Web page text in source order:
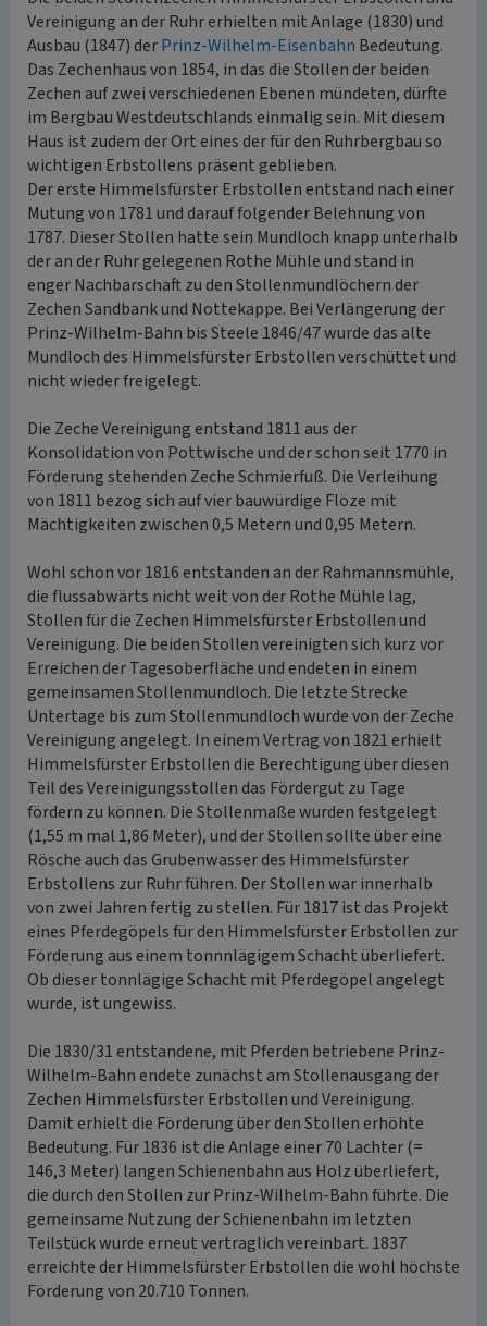
Vereinigung an der Ruhr erhielten mit Anlage (1830) und
Ausbau (1847) derPrinz-Wilhelm-Eisenbahn Bedeutung.
Das Zechenhaus von 1854, in das die Stollen der beiden
Zechen auf zwei verschiedenen Ebenen mündeten, dürfte
im Bergbau Westdeutschlands einmalig sein. Mit diesem
Haus ist zudem der Ort eines der für den Ruhrbergbau so
wichtigen Erbstollens präsent geblieben.
Der erste Himmelsfürster Erbstollen entstand nach einer
Mutung von 1781 und darauf folgender Belehnung von
1787. Dieser Stollen hatte sein Mundloch knapp unterhalb
der an der Ruhr gelegenen Rothe Mühle und stand in
enger Nachbarschaft zu den Stollenmundlöchern der
Zechen Sandbank und Nottekappe. Bei Verlängerung der
Prinz-Wilhelm-Bahn bis Steele 1846/47 wurde das alte
Mundloch des Himmelsfürster Erbstollen verschüttet und
nicht wieder freigelegt.
Die Zeche Vereinigung entstand 1811 aus der
Konsolidation von Pottwische und der schon seit 1770 in
Förderung stehenden Zeche Schmierfuß. Die Verleihung
von 1811 bezog sich auf vier bauwürdige Flöze mit
Mächtigkeiten zwischen 0,5 Metern und 0,95 Metern.
Wohl schon vor 1816 entstanden an der Rahmannsmühle,
die flussabwärts nicht weit von der Rothe Mühle lag,
Stollen für die Zechen Himmelsfürster Erbstollen und
Vereinigung. Die beiden Stollen vereinigten sich kurz vor
Erreichen der Tagesoberfläche und endeten in einem
gemeinsamen Stollenmundloch. Die letzte Strecke
Untertage bis zum Stollenmundloch wurde von der Zeche
Vereinigung angelegt. In einem Vertrag von 1821 erhielt
Himmelsfürster Erbstollen die Berechtigung über diesen
Teil des Vereinigungsstollen das Fördergut zu Tage
fördern zu können. Die Stollenmaße wurden festgelegt
(1,55 m mal 1,86 Meter), und der Stollen sollte über eine
Rösche auch das Grubenwasser des Himmelsfürster
Erbstollens zur Ruhr führen. Der Stollen war innerhalb
von zwei Jahren fertig zu stellen. Für 1817 ist das Projekt
eines Pferdegöpels für den Himmelsfürster Erbstollen zur
Förderung aus einem tonnnlägigem Schacht überliefert.
Ob dieser tonnlägige Schacht mit Pferdegöpel angelegt
wurde, ist ungewiss.
Die 1830/31 entstandene, mit Pferden betriebene Prinz-
Wilhelm-Bahn endete zunächst am Stollenausgang der
Zechen Himmelsfürster Erbstollen und Vereinigung.
Damit erhielt die Förderung über den Stollen erhöhte
Bedeutung. Für 1836 ist die Anlage einer 70 Lachter (=
146,3 Meter) langen Schienenbahn aus Holz überliefert,
die durch den Stollen zur Prinz-Wilhelm-Bahn führte. Die
gemeinsame Nutzung der Schienenbahn im letzten
Teilstück wurde erneut vertraglich vereinbart. 1837
erreichte der Himmelsfürster Erbstollen die wohl höchste
Förderung von 20.710 Tonnen.